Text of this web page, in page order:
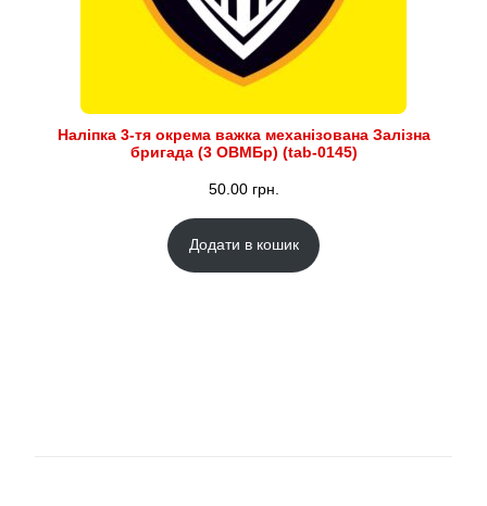
Наліпка 3-тя окрема важка механізована Залізна
бригада (3 ОВМБр) (tab-0145)
50.00 грн.
Додати в кошик